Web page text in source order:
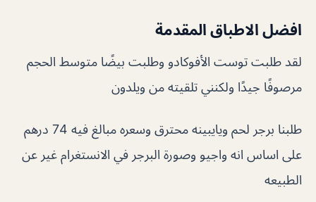
افضل الاطباق المقدمة
لقد طلبت توست الأفوكادو وطلبت بيضًا متوسط ​​الحجم
مرصوفًا جيدًا ولكنني تلقيته من ويلدون
طلبنا برجر لحم ويايبينه محترق وسعره مبالغ فيه 74 درهم
على اساس انه واجيو وصورة البرجر في الانستغرام غير عن
الطبيعه